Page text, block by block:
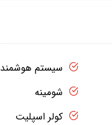
سیستم هوشمند
شومینه
کولر اسپلیت